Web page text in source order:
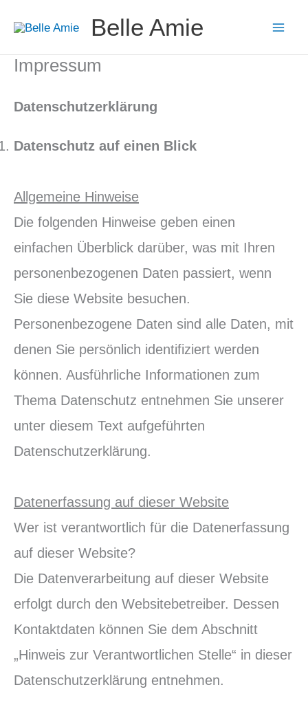
Inhalt
springen
Belle Amie
Impressum
Datenschutzerklärung
Datenschutz auf einen Blick
Allgemeine Hinweise
Die folgenden Hinweise geben einen
einfachen Überblick darüber, was mit Ihren
personenbezogenen Daten passiert, wenn
Sie diese Website besuchen.
Personenbezogene Daten sind alle Daten, mit
denen Sie persönlich identifiziert werden
können. Ausführliche Informationen zum
Thema Datenschutz entnehmen Sie unserer
unter diesem Text aufgeführten
Datenschutzerklärung.
Datenerfassung auf dieser Website
Wer ist verantwortlich für die Datenerfassung
auf dieser Website?
Die Datenverarbeitung auf dieser Website
erfolgt durch den Websitebetreiber. Dessen
Kontaktdaten können Sie dem Abschnitt
„Hinweis zur Verantwortlichen Stelle“ in dieser
Datenschutzerklärung entnehmen.